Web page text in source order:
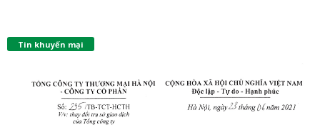
Tin khuyến mại